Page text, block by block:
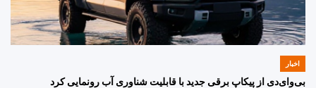
POSTED
اخبار
بی‌وای‌دی از پیکاپ برقی جدید با قابلیت شناوری آب رونمایی کرد